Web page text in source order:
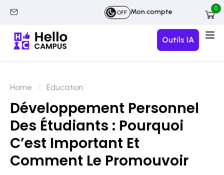
OFF Mon compte 0
Outils IA
Home Education
Développement Personnel
Des Étudiants : Pourquoi
C’est Important Et
Comment Le Promouvoir